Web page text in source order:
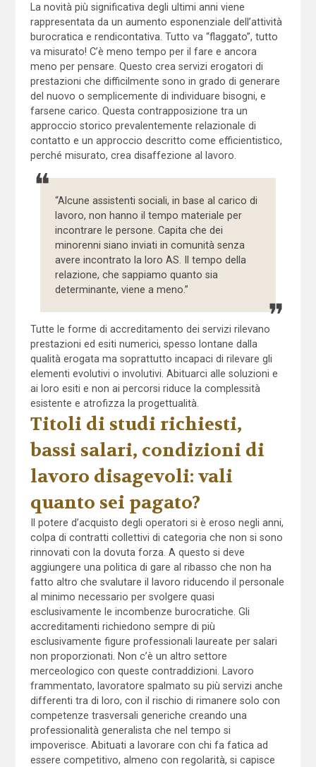
La novità più significativa degli ultimi anni viene
rappresentata da un aumento esponenziale dell’attività
burocratica e rendicontativa. Tutto va “flaggato”, tutto
va misurato! C’è meno tempo per il fare e ancora
meno per pensare. Questo crea servizi erogatori di
prestazioni che difficilmente sono in grado di generare
del nuovo o semplicemente di individuare bisogni, e
farsene carico. Questa contrapposizione tra un
approccio storico prevalentemente relazionale di
contatto e un approccio descritto come efficientistico,
perché misurato, crea disaffezione al lavoro.
“Alcune assistenti sociali, in base al carico di
lavoro, non hanno il tempo materiale per
incontrare le persone. Capita che dei
minorenni siano inviati in comunità senza
avere incontrato la loro AS. Il tempo della
relazione, che sappiamo quanto sia
determinante, viene a meno.”
Tutte le forme di accreditamento dei servizi rilevano
prestazioni ed esiti numerici, spesso lontane dalla
qualità erogata ma soprattutto incapaci di rilevare gli
elementi evolutivi o involutivi. Abituarci alle soluzioni e
ai loro esiti e non ai percorsi riduce la complessità
esistente e atrofizza la progettualità.
Titoli di studi richiesti,
bassi salari, condizioni di
lavoro disagevoli: vali
quanto sei pagato?
Il potere d’acquisto degli operatori si è eroso negli anni,
colpa di contratti collettivi di categoria che non si sono
rinnovati con la dovuta forza. A questo si deve
aggiungere una politica di gare al ribasso che non ha
fatto altro che svalutare il lavoro riducendo il personale
al minimo necessario per svolgere quasi
esclusivamente le incombenze burocratiche. Gli
accreditamenti richiedono sempre di più
esclusivamente figure professionali laureate per salari
non proporzionati. Non c’è un altro settore
merceologico con queste contraddizioni. Lavoro
frammentato, lavoratore spalmato su più servizi anche
differenti tra di loro, con il rischio di rimanere solo con
competenze trasversali generiche creando una
professionalità generalista che nel tempo si
impoverisce. Abituati a lavorare con chi fa fatica ad
essere competitivo, almeno con regolarità, si capisce